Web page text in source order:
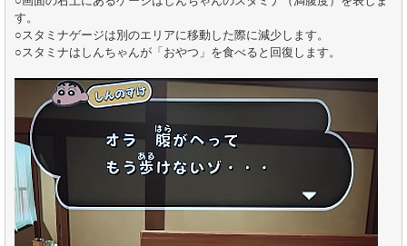
す。
○スタミナゲージは別のエリアに移動した際に減少します。
○スタミナはしんちゃんが「おやつ」を食べると回復します。